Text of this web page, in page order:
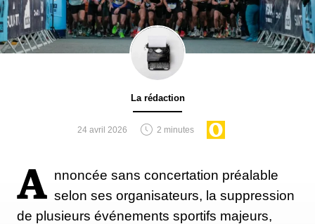
La rédaction
24 avril 2026 2 minutes
A nnoncée sans concertation préalable
selon ses organisateurs, la suppression
de plusieurs événements sportifs majeurs,